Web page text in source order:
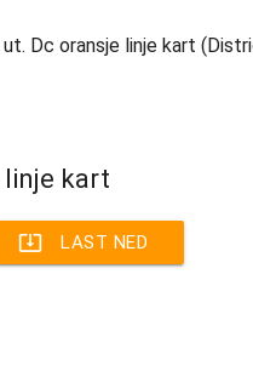
Dc oransje linje kart
linje kart
system_update_alt LAST NED